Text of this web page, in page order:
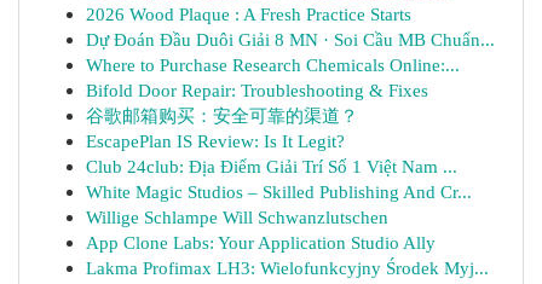
2026 Wood Plaque : A Fresh Practice Starts
Dự Đoán Đầu Duôi Giải 8 MN · Soi Cầu MB Chuẩn...
Where to Purchase Research Chemicals Online:...
Bifold Door Repair: Troubleshooting & Fixes
谷歌邮箱购买：安全可靠的渠道？
EscapePlan IS Review: Is It Legit?
Club 24club: Địa Điểm Giải Trí Số 1 Việt Nam ...
White Magic Studios – Skilled Publishing And Cr...
Willige Schlampe Will Schwanzlutschen
App Clone Labs: Your Application Studio Ally
Lakma Profimax LH3: Wielofunkcyjny Środek Myj...